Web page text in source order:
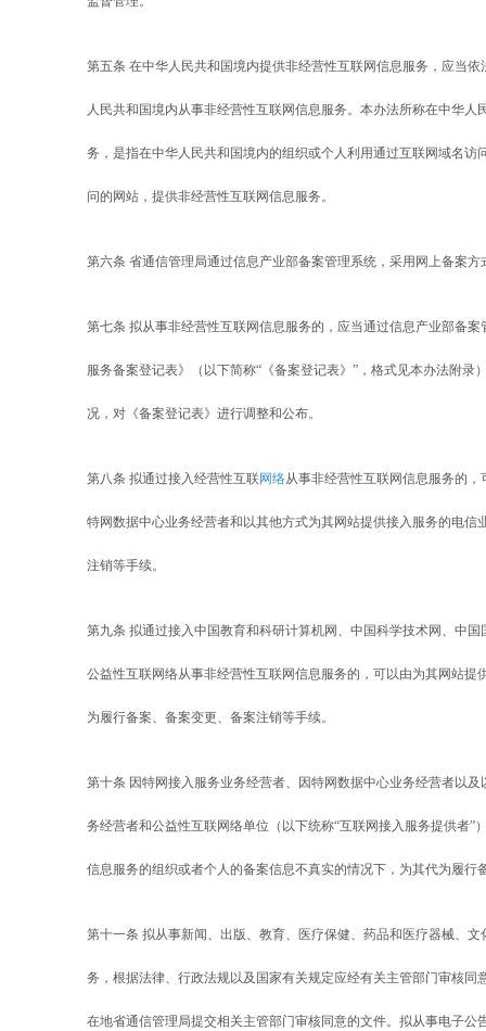
第五条 在中华人民共和国境内提供非经营性互联网信息服务，应当
人民共和国境内从事非经营性互联网信息服务。本办法所称在中华人
务，是指在中华人民共和国境内的组织或个人利用通过互联网域名访
问的网站，提供非经营性互联网信息服务。
第六条 省通信管理局通过信息产业部备案管理系统，采用网上备案
第七条 拟从事非经营性互联网信息服务的，应当通过信息产业部备
服务备案登记表》（以下简称“《备案登记表》”，格式见本办法附录
况，对《备案登记表》进行调整和公布。
第八条 拟通过接入经营性互联网络从事非经营性互联网信息服务的
特网数据中心业务经营者和以其他方式为其网站提供接入服务的电信
注销等手续。
第九条 拟通过接入中国教育和科研计算机网、中国科学技术网、中
公益性互联网络从事非经营性互联网信息服务的，可以由为其网站提
为履行备案、备案变更、备案注销等手续。
第十条 因特网接入服务业务经营者、因特网数据中心业务经营者以
务经营者和公益性互联网络单位（以下统称“互联网接入服务提供者”
信息服务的组织或者个人的备案信息不真实的情况下，为其代为履
第十一条 拟从事新闻、出版、教育、医疗保健、药品和医疗器械、
务，根据法律、行政法规以及国家有关规定应经有关主管部门审核同
在地省通信管理局提交相关主管部门审核同意的文件。拟从事电子公